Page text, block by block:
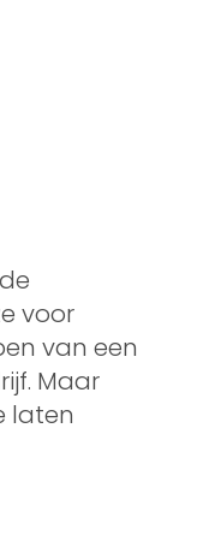
voor
van een
Maar
laten